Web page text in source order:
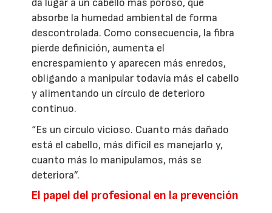
da lugar a un cabello más poroso, que
absorbe la humedad ambiental de forma
descontrolada. Como consecuencia, la fibra
pierde definición, aumenta el
encrespamiento y aparecen más enredos,
obligando a manipular todavía más el cabello
y alimentando un círculo de deterioro
continuo.
“Es un círculo vicioso. Cuanto más dañado
está el cabello, más difícil es manejarlo y,
cuanto más lo manipulamos, más se
deteriora”.
El papel del profesional en la prevención